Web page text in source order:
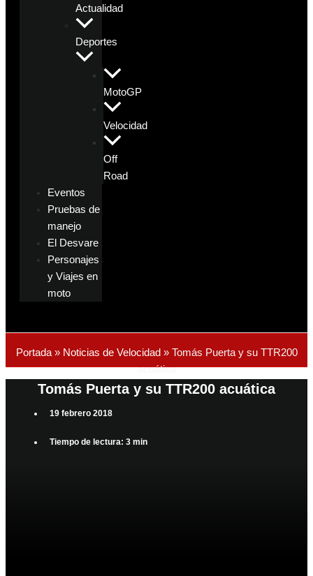
Actualidad
Deportes
MotoGP
Velocidad
Off
Road
Eventos
Pruebas de
manejo
El Desvare
Personajes
y Viajes en
moto
Portada» Noticias de Velocidad » Tomás Puerta y su TTR200
acuática
Tomás Puerta y su TTR200 acuática
19 febrero 2018
Tiempo de lectura: 3 min